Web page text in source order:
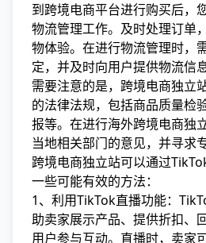
到跨境电商平台进行购买后，
物流管理工作。及时处理订单
物体验。在进行物流管理时，
定，并及时向用户提供物流信息
需要注意的是，跨境电商独立
的法律法规，包括商品质量检
报等。在进行海外跨境电商独
当地相关部门的意见，并寻求
跨境电商独立站可以通过
一些可能有效的方法：
1、利用TikTok直播功能：
助卖家展示产品、提供折扣、
用户参与互动。直播时，卖家